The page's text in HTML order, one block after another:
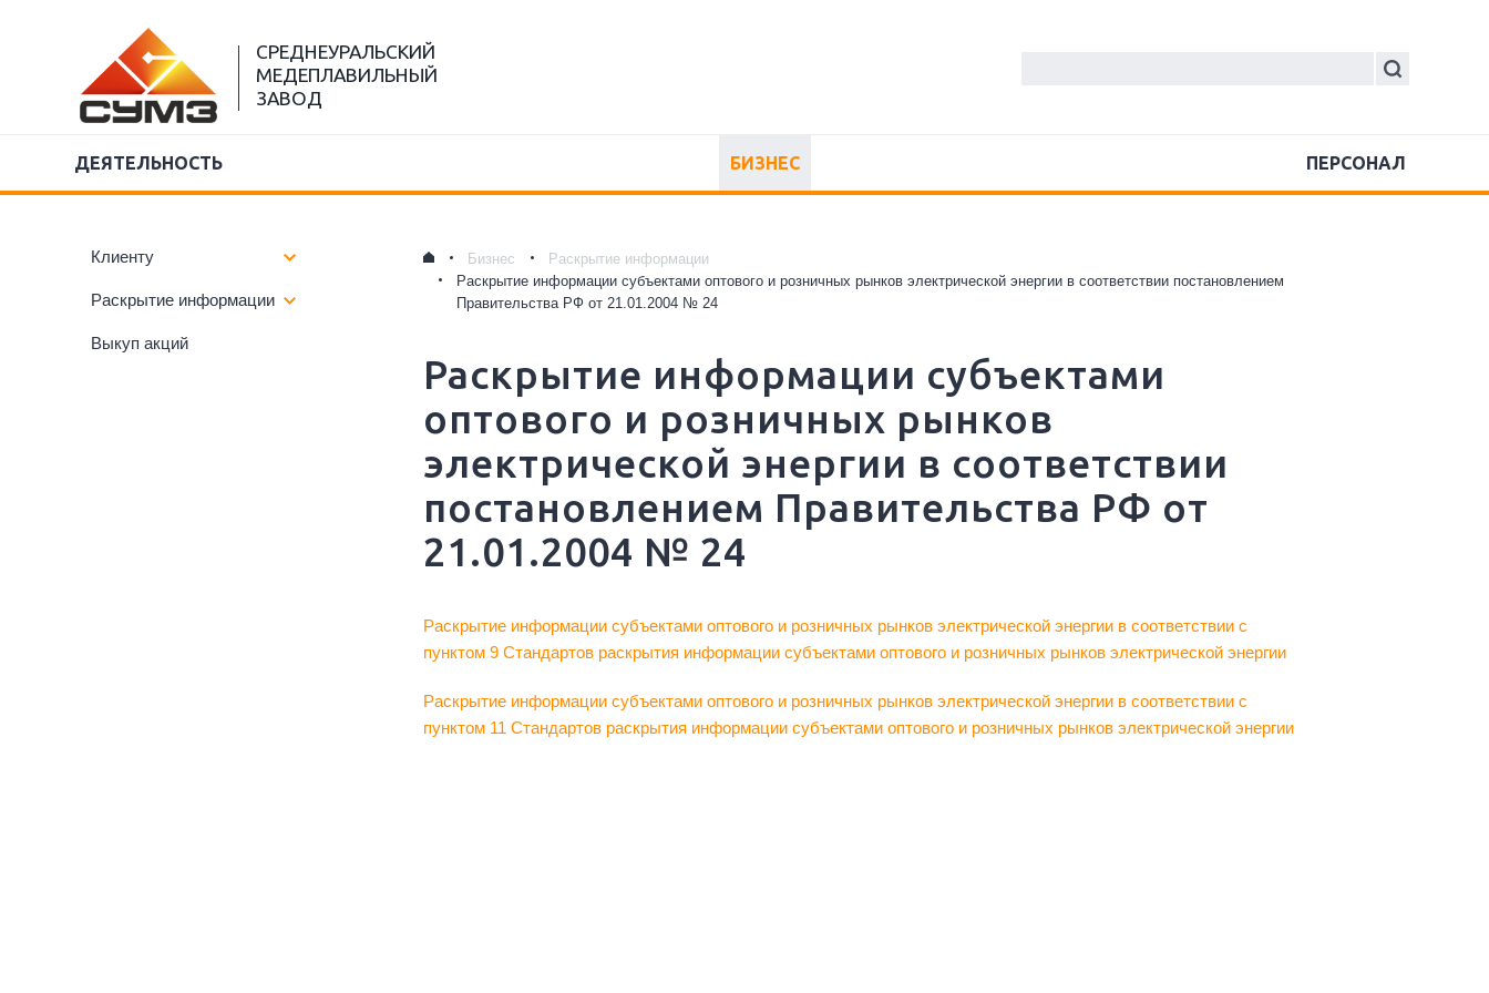
СРЕДНЕУРАЛЬСКИЙ
МЕДЕПЛАВИЛЬНЫЙ
ЗАВОД
ДЕЯТЕЛЬНОСТЬ БИЗНЕС ПЕРСОНАЛ
Клиенту
Раскрытие информации
Выкуп акций
Бизнес
Раскрытие информации
Раскрытие информации субъектами оптового и розничных рынков электрической энергии в соответствии постановлением
Правительства РФ от 21.01.2004 № 24
Раскрытие информации субъектами
оптового и розничных рынков
электрической энергии в соответствии
постановлением Правительства РФ от
21.01.2004 № 24
Раскрытие информации субъектами оптового и розничных рынков электрической энергии в соответствии с
пунктом 9 Стандартов раскрытия информации субъектами оптового и розничных рынков электрической энергии
Раскрытие информации субъектами оптового и розничных рынков электрической энергии в соответствии с
пунктом 11 Стандартов раскрытия информации субъектами оптового и розничных рынков электрической энергии